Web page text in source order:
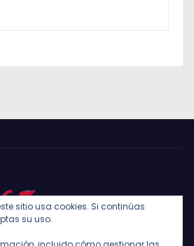
sitio usa cookies. Si continúas
su uso.